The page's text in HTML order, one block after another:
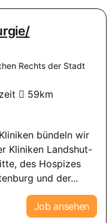
Rechts der Stadt
59km
bündeln wir
Kliniken Landshut-
des Hospizes
und der...
Job ansehen